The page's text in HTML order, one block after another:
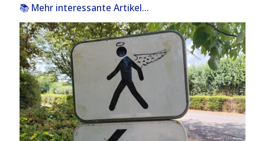
📚 Mehr interessante Artikel...